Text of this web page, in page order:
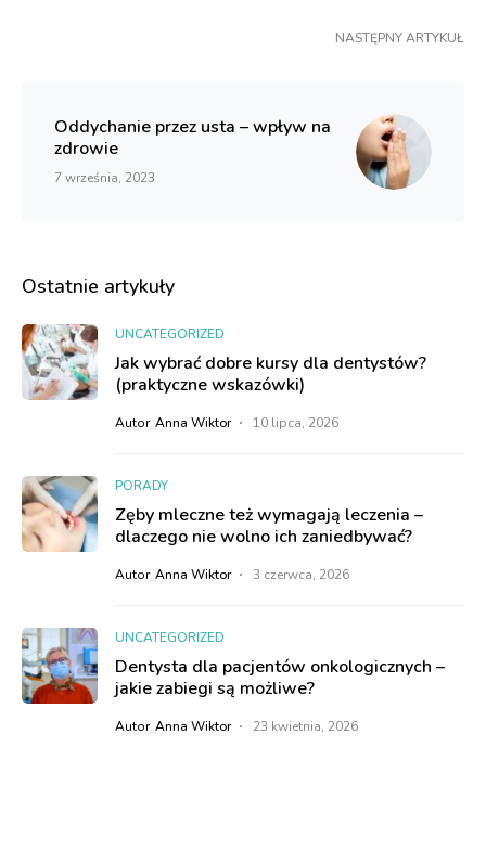
NASTĘPNY ARTYKUŁ
Oddychanie przez usta – wpływ na
zdrowie
7 września, 2023
Ostatnie artykuły
UNCATEGORIZED
Jak wybrać dobre kursy dla dentystów?
(praktyczne wskazówki)
Autor Anna Wiktor 10 lipca, 2026
PORADY
Zęby mleczne też wymagają leczenia –
dlaczego nie wolno ich zaniedbywać?
Autor Anna Wiktor 3 czerwca, 2026
UNCATEGORIZED
Dentysta dla pacjentów onkologicznych –
jakie zabiegi są możliwe?
Autor Anna Wiktor 23 kwietnia, 2026